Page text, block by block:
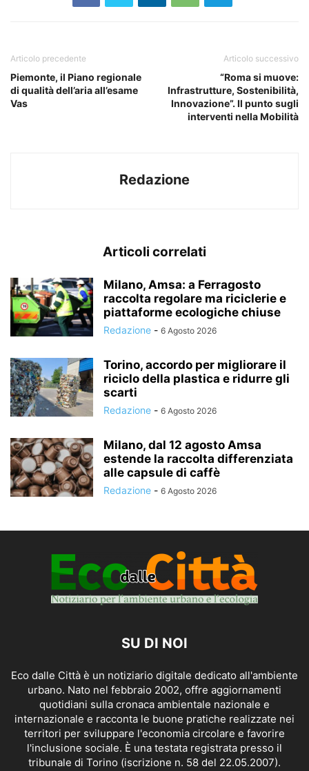
Articolo precedente
Piemonte, il Piano regionale
di qualità dell’aria all’esame
Vas
Articolo successivo
“Roma si muove:
Infrastrutture, Sostenibilità,
Innovazione”. Il punto sugli
interventi nella Mobilità
Redazione
Articoli correlati
Milano, Amsa: a Ferragosto
raccolta regolare ma riciclerie e
piattaforme ecologiche chiuse
Redazione - 6 Agosto 2026
Torino, accordo per migliorare il
riciclo della plastica e ridurre gli
scarti
Redazione - 6 Agosto 2026
Milano, dal 12 agosto Amsa
estende la raccolta differenziata
alle capsule di caffè
Redazione - 6 Agosto 2026
SU DI NOI
Eco dalle Città è un notiziario digitale dedicato all'ambiente
urbano. Nato nel febbraio 2002, offre aggiornamenti
quotidiani sulla cronaca ambientale nazionale e
internazionale e racconta le buone pratiche realizzate nei
territori per sviluppare l'economia circolare e favorire
l'inclusione sociale. È una testata registrata presso il
tribunale di Torino (iscrizione n. 58 del 22.05.2007).